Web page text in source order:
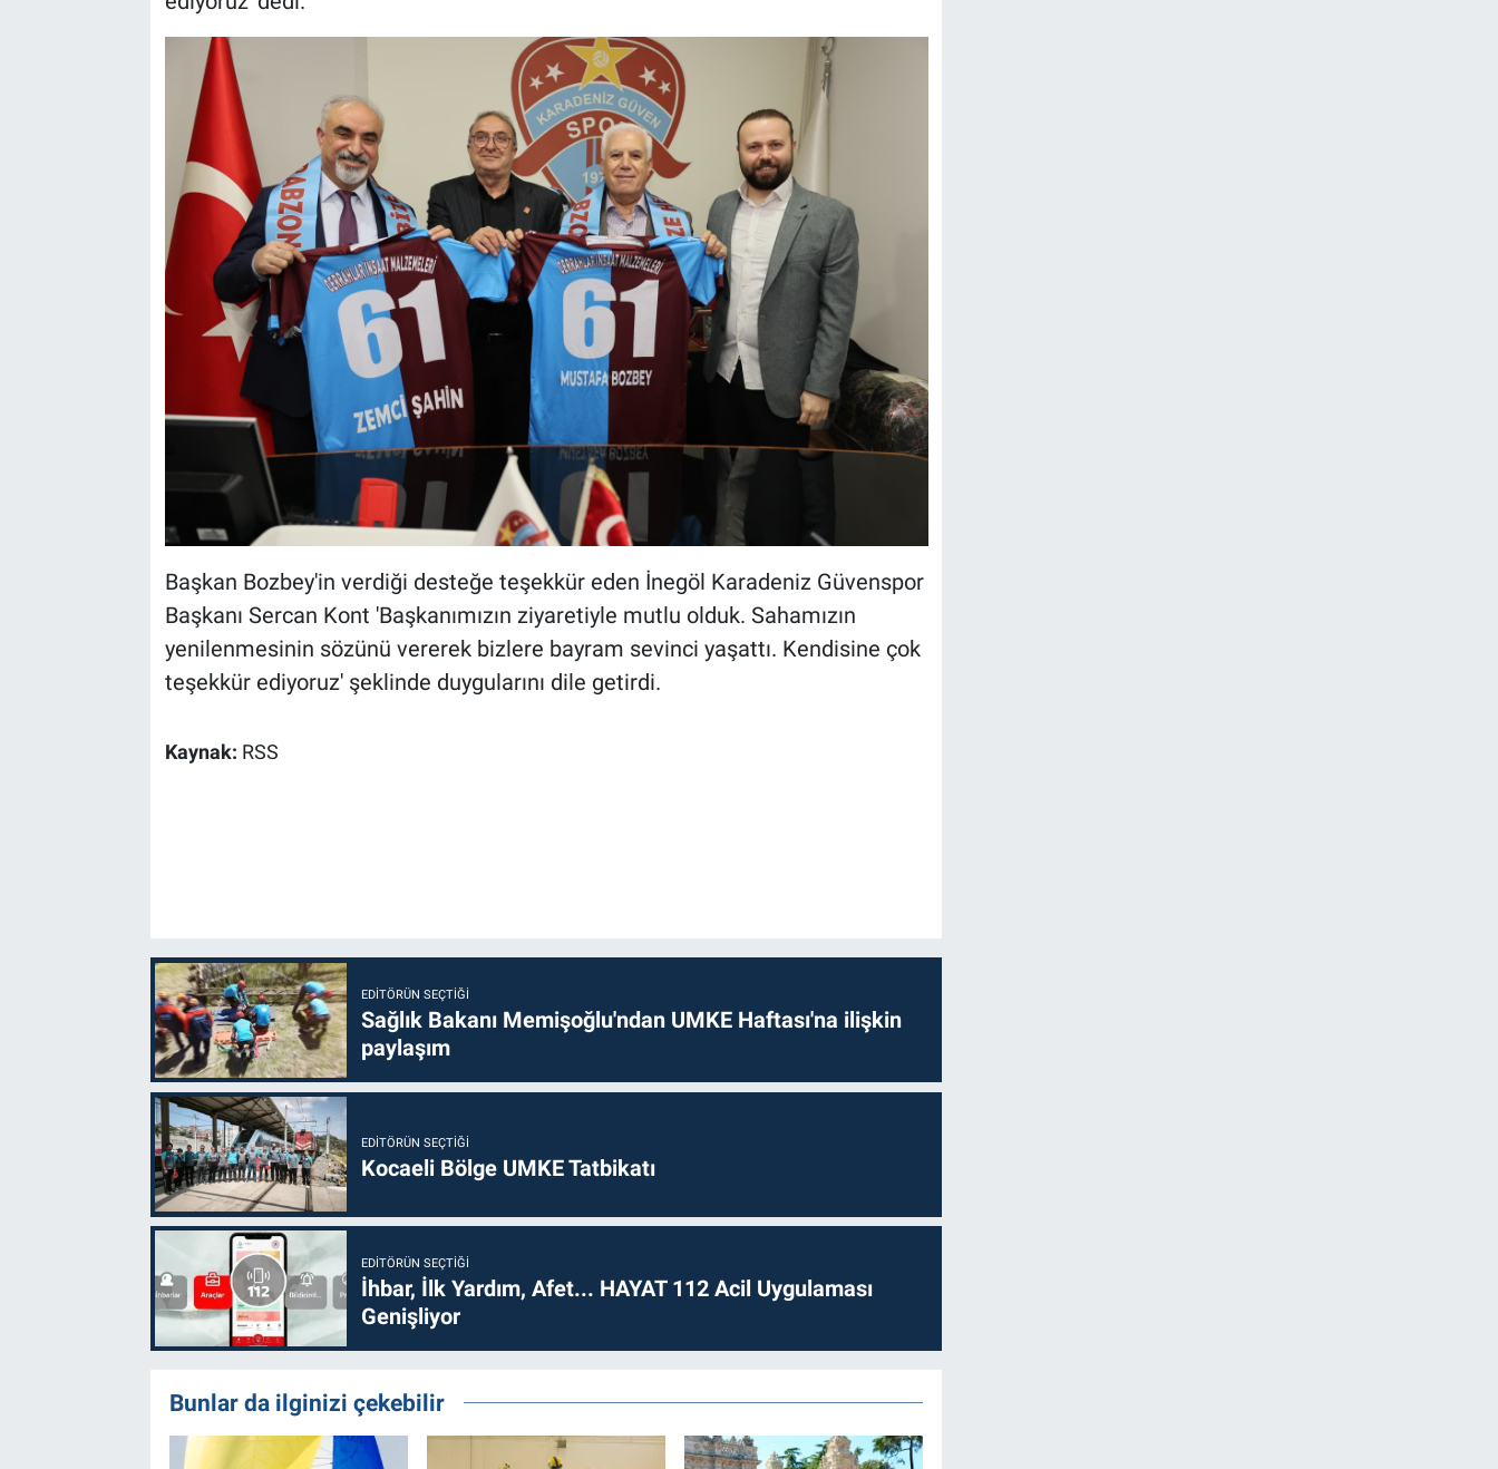
Başkan Bozbey'in verdiği desteğe teşekkür eden İnegöl Karadeniz Güvenspor
Başkanı Sercan Kont 'Başkanımızın ziyaretiyle mutlu olduk. Sahamızın
yenilenmesinin sözünü vererek bizlere bayram sevinci yaşattı. Kendisine çok
teşekkür ediyoruz' şeklinde duygularını dile getirdi.
Kaynak: RSS
EDITÖRÜN SEÇTIĞI
Sağlık Bakanı Memişoğlu'ndan UMKE Haftası'na ilişkin
paylaşım
EDITÖRÜN SEÇTIĞI
Kocaeli Bölge UMKE Tatbikatı
EDITÖRÜN SEÇTIĞI
İhbar, İlk Yardım, Afet... HAYAT 112 Acil Uygulaması
Genişliyor
Bunlar da ilginizi çekebilir